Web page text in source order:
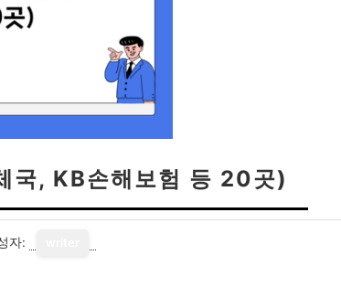
국, KB손해보험 등 20곳)
자: